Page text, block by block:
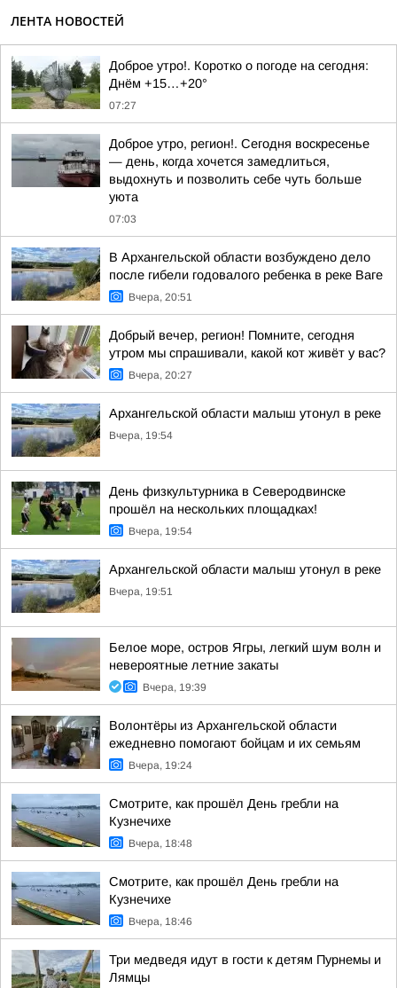
ЛЕНТА НОВОСТЕЙ
Доброе утро!. Коротко о погоде на сегодня:
Днём +15…+20°
07:27
Доброе утро, регион!. Сегодня воскресенье
— день, когда хочется замедлиться,
выдохнуть и позволить себе чуть больше
уюта
07:03
В Архангельской области возбуждено дело
после гибели годовалого ребенка в реке Ваге
Вчера, 20:51
Добрый вечер, регион! Помните, сегодня
утром мы спрашивали, какой кот живёт у вас?
Вчера, 20:27
Архангельской области малыш утонул в реке
Вчера, 19:54
День физкультурника в Северодвинске
прошёл на нескольких площадках!
Вчера, 19:54
Архангельской области малыш утонул в реке
Вчера, 19:51
Белое море, остров Ягры, легкий шум волн и
невероятные летние закаты
Вчера, 19:39
Волонтёры из Архангельской области
ежедневно помогают бойцам и их семьям
Вчера, 19:24
Смотрите, как прошёл День гребли на
Кузнечихе
Вчера, 18:48
Смотрите, как прошёл День гребли на
Кузнечихе
Вчера, 18:46
Три медведя идут в гости к детям Пурнемы и
Лямцы